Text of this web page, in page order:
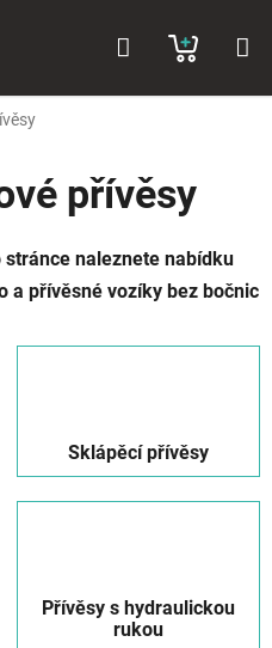
KOŠÍK
přívěsy
stránce naleznete nabídku
a přívěsné vozíky bez bočnic
Sklápěcí přívěsy
Přívěsy s hydraulickou
rukou